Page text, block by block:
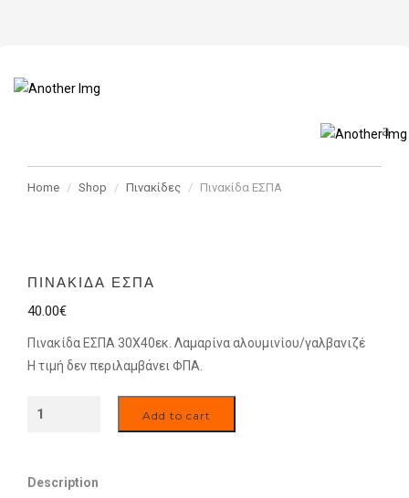
Home Shop Πινακίδες Πινακίδα ΕΣΠΑ
ΠΙΝΑΚΊΔΑ ΕΣΠΑ
40.00€
Πινακίδα ΕΣΠΑ 30Χ40εκ. Λαμαρίνα αλουμινίου/γαλβανιζέ
Η τιμή δεν περιλαμβάνει ΦΠΑ.
Πινακίδα
Add to cart
Description